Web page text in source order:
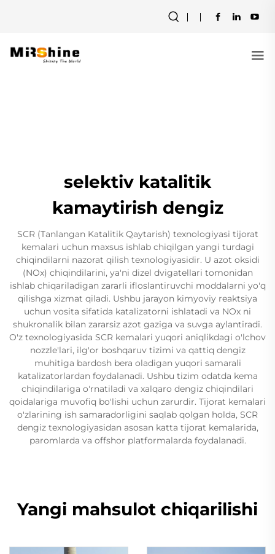
selektiv katalitik
kamaytirish dengiz
SCR (Tanlangan Katalitik Qaytarish) texnologiyasi tijorat
kemalari uchun maxsus ishlab chiqilgan yangi turdagi
chiqindilarni nazorat qilish texnologiyasidir. U azot oksidi
(NOx) chiqindilarini, ya'ni dizel dvigatellari tomonidan
ishlab chiqariladigan zararli ifloslantiruvchi moddalarni yo'q
qilishga xizmat qiladi. Ushbu jarayon kimyoviy reaktsiya
uchun vosita sifatida katalizatorni ishlatadi va NOx ni
shukronalik bilan zararsiz azot gaziga va suvga aylantiradi.
O'z texnologiyasida SCR kemalari yuqori aniqlikdagi o'lchov
nozzle'lari, ilg'or boshqaruv tizimi va qattiq dengiz
muhitiga bardosh bera oladigan yuqori samarali
katalizatorlardan foydalanadi. Ushbu tizim odatda kema
chiqindilariga o'rnatiladi va xalqaro dengiz chiqindilari
qoidalariga muvofiq bo'lishi uchun zarurdir. Tijorat kemalari
o'zlarining ish samaradorligini saqlab qolgan holda, SCR
dengiz texnologiyasidan asosan katta tijorat kemalarida,
paromlarda va offshor platformalarda foydalanadi.
Yangi mahsulot chiqarilishi